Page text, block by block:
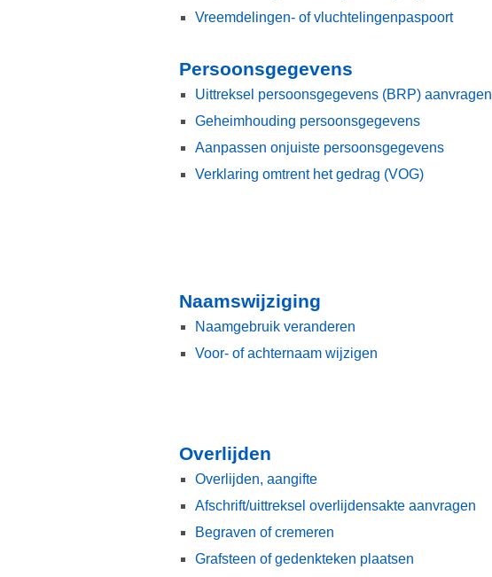
Vreemdelingen- of vluchtelingenpaspoort
Persoonsgegevens
Uittreksel persoonsgegevens (BRP) aanvragen
Geheimhouding persoonsgegevens
Aanpassen onjuiste persoonsgegevens
Verklaring omtrent het gedrag (VOG)
Naamswijziging
Naamgebruik veranderen
Voor- of achternaam wijzigen
Overlijden
Overlijden, aangifte
Afschrift/uittreksel overlijdensakte aanvragen
Begraven of cremeren
Grafsteen of gedenkteken plaatsen